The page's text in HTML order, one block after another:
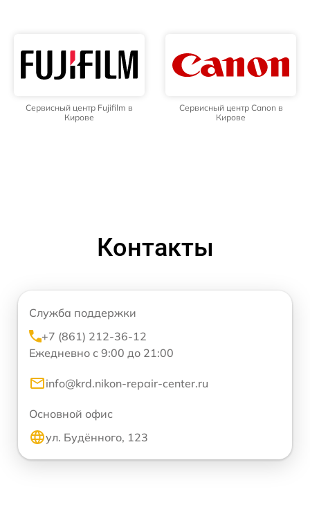
Сервисный центр Fujifilm в
Кирове
Сервисный центр Canon в
Кирове
Контакты
Служба поддержки
+7 (861) 212-36-12
Ежедневно с 9:00 до 21:00
info@krd.nikon-repair-center.ru
Основной офис
ул. Будённого, 123